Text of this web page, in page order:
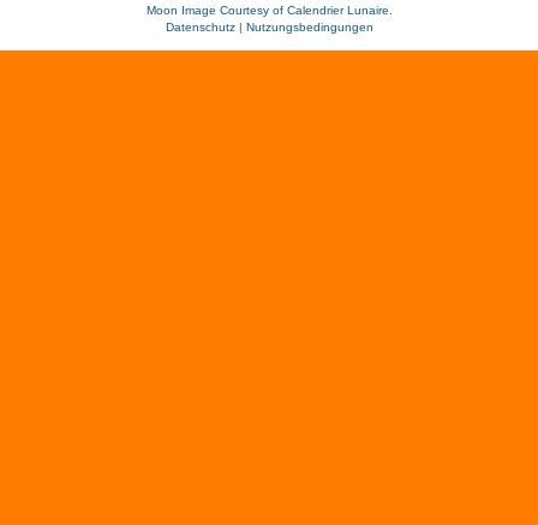
Moon Image Courtesy of Calendrier Lunaire.
Datenschutz| Nutzungsbedingungen